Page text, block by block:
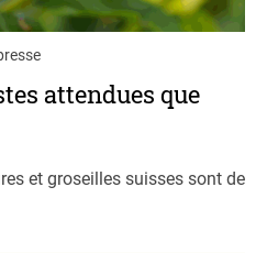
attendues que
et groseilles suisses sont de